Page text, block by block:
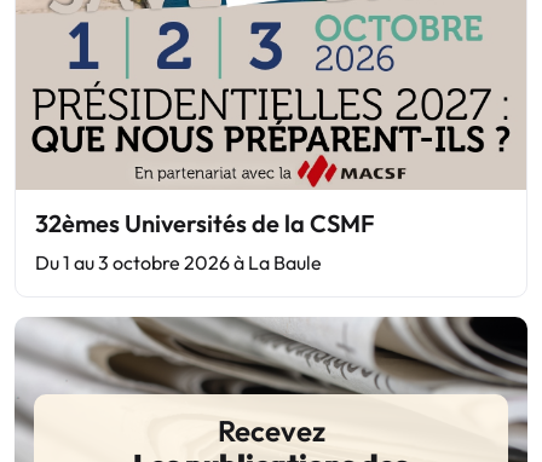
32èmes Universités de la CSMF
Du 1 au 3 octobre 2026 à La Baule
Recevez